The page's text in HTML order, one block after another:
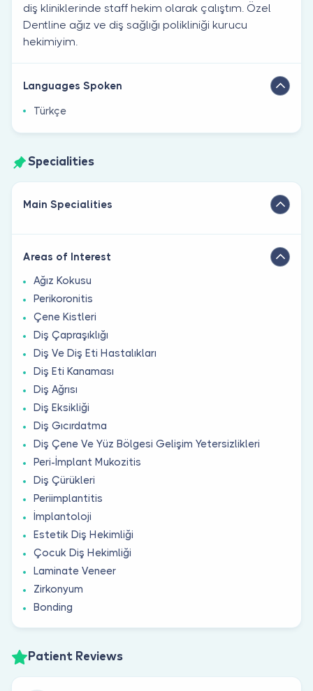
diş kliniklerinde staff hekim olarak çalıştım. Özel
Dentline ağız ve diş sağlığı polikliniği kurucu
hekimiyim.
Languages Spoken
Türkçe
Specialities
Main Specialities
Areas of Interest
Ağız Kokusu
Perikoronitis
Çene Kistleri
Diş Çapraşıklığı
Diş Ve Diş Eti Hastalıkları
Diş Eti Kanaması
Diş Ağrısı
Diş Eksikliği
Diş Gıcırdatma
Diş Çene Ve Yüz Bölgesi Gelişim Yetersizlikleri
Peri-İmplant Mukozitis
Diş Çürükleri
Periimplantitis
İmplantoloji
Estetik Diş Hekimliği
Çocuk Diş Hekimliği
Laminate Veneer
Zirkonyum
Bonding
Patient Reviews